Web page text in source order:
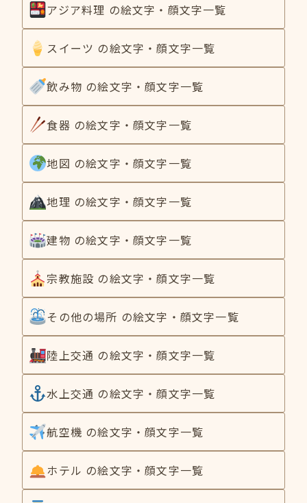
アジア料理 の絵文字・顔文字一覧
スイーツ の絵文字・顔文字一覧
飲み物 の絵文字・顔文字一覧
食器 の絵文字・顔文字一覧
地図 の絵文字・顔文字一覧
地理 の絵文字・顔文字一覧
建物 の絵文字・顔文字一覧
宗教施設 の絵文字・顔文字一覧
その他の場所 の絵文字・顔文字一覧
陸上交通 の絵文字・顔文字一覧
水上交通 の絵文字・顔文字一覧
航空機 の絵文字・顔文字一覧
ホテル の絵文字・顔文字一覧